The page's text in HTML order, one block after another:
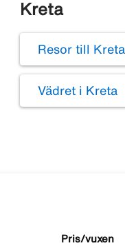
Kreta
Resor till Kreta
Vädret i Kreta
Pris/vuxen